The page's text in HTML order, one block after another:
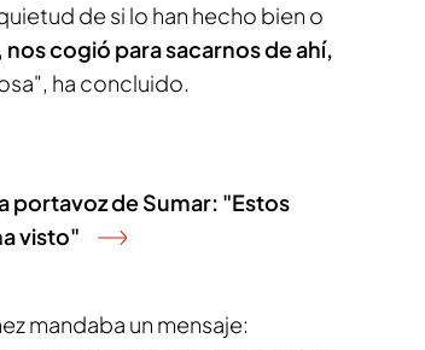
de si lo han hecho bien o
cogió para sacarnos de ahí,
ha concluido.
portavoz de Sumar: "Estos
visto"
mandaba un mensaje: